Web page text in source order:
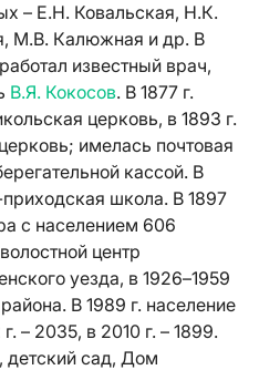
– Е.Н. Ковальская, Н.К.
М.В. Калюжная и др. В
известный врач,
В.Я. Кокосов. В 1877 г.
церковь, в 1893 г.
имелась почтовая
кассой. В
школа. В 1897
с населением 606
центр
уезда, в 1926–1959
В 1989 г. население
– 2035, в 2010 г. – 1899.
сад, Дом